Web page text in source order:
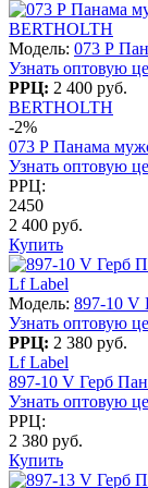
BERTHOLTH
Модель: 073 Р
Узнать оптовую
РРЦ: 2 400 руб.
BERTHOLTH
-2%
073 Р Панама
Узнать оптовую
РРЦ:
2450
2 400 руб.
Купить
Lf Label
Модель: 897-10 V
Узнать оптовую
РРЦ: 2 380 руб.
Lf Label
897-10 V Герб
Узнать оптовую
РРЦ:
2 380 руб.
Купить